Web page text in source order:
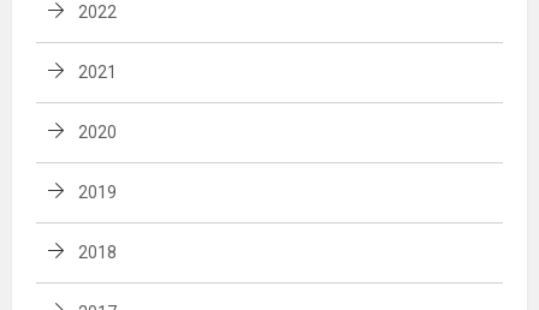
2022
2021
2020
2019
2018